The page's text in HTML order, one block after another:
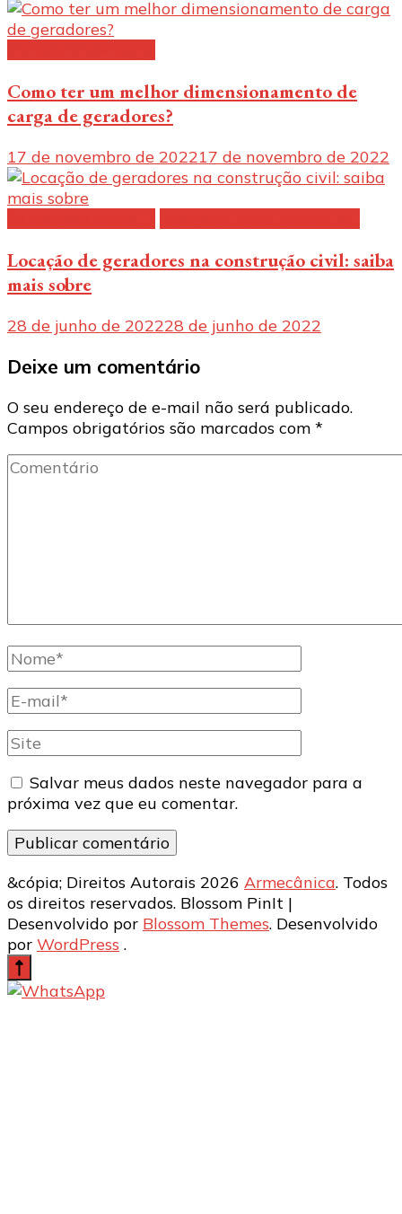
Como ter um melhor dimensionamento de
carga de geradores?
17 de novembro de 202217 de novembro de 2022
Locação de geradores na construção civil: saiba
mais sobre
28 de junho de 202228 de junho de 2022
Deixe um comentário
O seu endereço de e-mail não será publicado.
Campos obrigatórios são marcados com *
Comentário
Nome
completo
E-
mail
Site
Salvar meus dados neste navegador para a
próxima vez que eu comentar.
&cópia; Direitos Autorais 2026 Armecânica. Todos
os direitos reservados. Blossom PinIt |
Desenvolvido por Blossom Themes. Desenvolvido
por WordPress .